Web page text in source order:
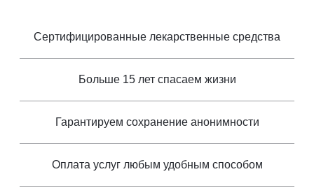
Сертифицированные лекарственные средства
Больше 15 лет спасаем жизни
Гарантируем сохранение анонимности
Оплата услуг любым удобным способом